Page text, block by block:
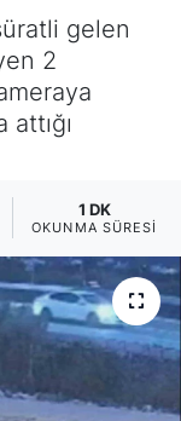
gelen
2
1 DK
OKUNMA SÜRESI